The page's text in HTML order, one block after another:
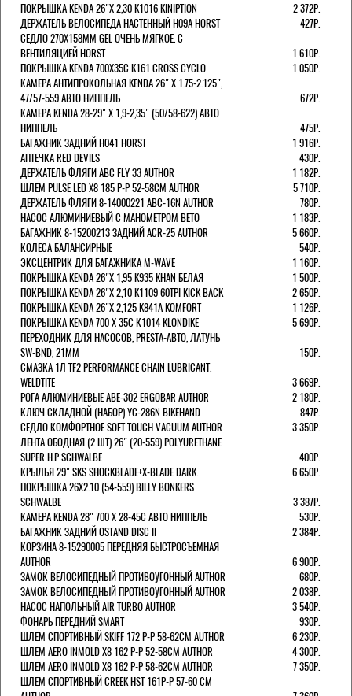
ПОКРЫШКА KENDA 26"Х 2,30 K1016 KINIPTION
2 372Р.
ДЕРЖАТЕЛЬ ВЕЛОСИПЕДА НАСТЕННЫЙ H09A HORST
427Р.
СЕДЛО 270Х158ММ GEL ОЧЕНЬ МЯГКОЕ. С
ВЕНТИЛЯЦИЕЙ HORST
1 610Р.
ПОКРЫШКА KENDA 700Х35С K161 CROSS CYCLO
1 050Р.
КАМЕРА АНТИПРОКОЛЬНАЯ KENDA 26" Х 1.75-2.125",
47/57-559 АВТО НИППЕЛЬ
672Р.
КАМЕРА KENDA 28-29" Х 1,9-2,35" (50/58-622) АВТО
НИППЕЛЬ
475Р.
БАГАЖНИК ЗАДНИЙ H041 HORST
1 916Р.
АПТЕЧКА RED DEVILS
430Р.
ДЕРЖАТЕЛЬ ФЛЯГИ АВС FLY 33 AUTHOR
1 182Р.
ШЛЕМ PULSE LED X8 185 Р-Р 52-58СМ AUTHOR
5 710Р.
ДЕРЖАТЕЛЬ ФЛЯГИ 8-14000221 ABC-16N AUTHOR
780Р.
НАСОС АЛЮМИНИЕВЫЙ С МАНОМЕТРОМ BETO
1 183Р.
БАГАЖНИК 8-15200213 ЗАДНИЙ ACR-25 AUTHOR
5 660Р.
КОЛЕСА БАЛАНСИРНЫЕ
540Р.
ЭКСЦЕНТРИК ДЛЯ БАГАЖНИКА M-WAVE
1 160Р.
ПОКРЫШКА KENDA 26"Х 1,95 K935 KHAN БЕЛАЯ
1 500Р.
ПОКРЫШКА KENDA 26"Х 2,10 K1109 60TPI KICK BACK
2 650Р.
ПОКРЫШКА KENDA 26"Х 2,125 K841A KOMFORT
1 126Р.
ПОКРЫШКА KENDA 700 Х 35С К1014 KLONDIKE
5 690Р.
ПЕРЕХОДНИК ДЛЯ НАСОСОВ, PRESTA-АВТО, ЛАТУНЬ
SW-BND, 21ММ
150Р.
СМАЗКА 1Л TF2 PERFORMANCE CHAIN LUBRICANT.
WELDTITE
3 669Р.
РОГА АЛЮМИНИЕВЫЕ ABE-302 ERGOBAR AUTHOR
2 180Р.
КЛЮЧ СКЛАДНОЙ (НАБОР) YC-286N BIKEHAND
847Р.
СЕДЛО КОМФОРТНОЕ SOFT TOUCH VACUUM AUTHOR
3 350Р.
ЛЕНТА ОБОДНАЯ (2 ШТ) 26" (20-559) POLYURETHANE
SUPER H.P SCHWALBE
400Р.
КРЫЛЬЯ 29" SKS SHOCKBLADE+X-BLADE DARK.
6 650Р.
ПОКРЫШКА 26X2.10 (54-559) BILLY BONKERS
SCHWALBE
3 387Р.
КАМЕРА KENDA 28" 700 Х 28-45С АВТО НИППЕЛЬ
530Р.
БАГАЖНИК ЗАДНИЙ OSTAND DISC II
2 384Р.
КОРЗИНА 8-15290005 ПЕРЕДНЯЯ БЫСТРОСЪЕМНАЯ
AUTHOR
6 900Р.
ЗАМОК ВЕЛОСИПЕДНЫЙ ПРОТИВОУГОННЫЙ AUTHOR
680Р.
ЗАМОК ВЕЛОСИПЕДНЫЙ ПРОТИВОУГОННЫЙ AUTHOR
2 038Р.
НАСОС НАПОЛЬНЫЙ AIR TURBO AUTHOR
3 540Р.
ФОНАРЬ ПЕРЕДНИЙ SMART
930Р.
ШЛЕМ СПОРТИВНЫЙ SKIFF 172 Р-Р 58-62СМ AUTHOR
6 230Р.
ШЛЕМ AERO INMOLD X8 162 Р-Р 52-58СМ AUTHOR
4 300Р.
ШЛЕМ AERO INMOLD X8 162 Р-Р 58-62СМ AUTHOR
7 350Р.
ШЛЕМ СПОРТИВНЫЙ CREEK HST 161Р-Р 57-60 СМ